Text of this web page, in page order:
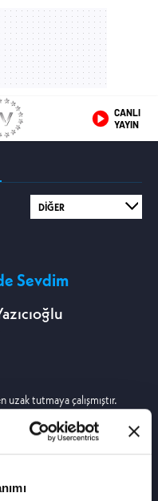
CANLI
YAYIN
Sevdim
uzak tutmaya çalışmıştır.
bir arada tutmak için
söylenmesi mümkün değildir.